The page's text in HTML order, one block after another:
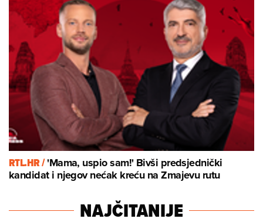
RTL.HR /'Mama, uspio sam!' Bivši predsjednički
kandidat i njegov nećak kreću na Zmajevu rutu
NAJČITANIJE